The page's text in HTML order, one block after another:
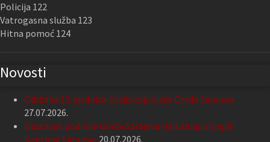
Policija 122
Vatrogasna služba 123
Hitna pomoć 124
Novosti
Održana 13. sjednica Gradskog vijeća Grada Sarajeva
27.07.2026.
Nastavak podrške Grada Sarajeva Udruženju slijepih
Kantona Sarajevo 20.07.2026.